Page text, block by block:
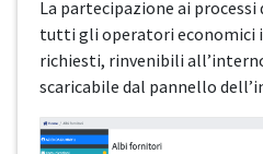
La partecipazione ai
tutti gli operatori economici
richiesti, rinvenibili
scaricabile dal pannello